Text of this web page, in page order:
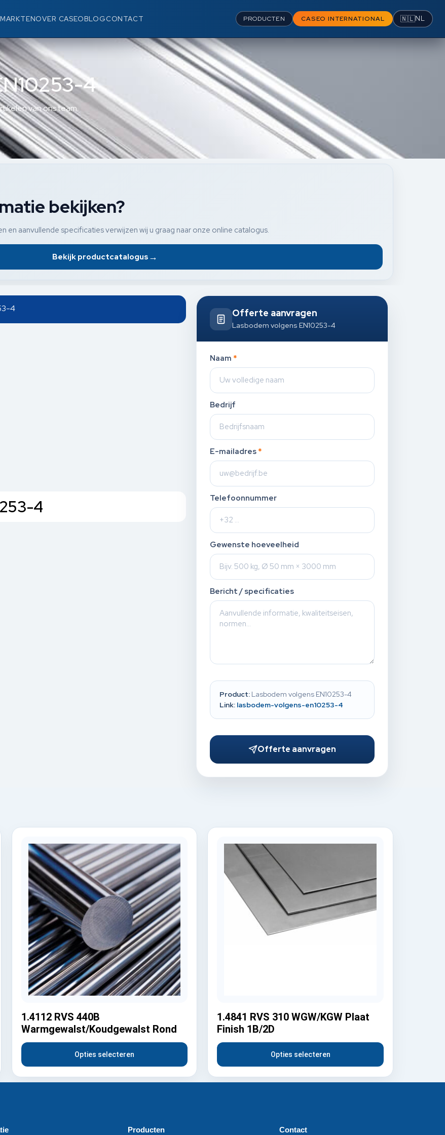
MARKTENOVER CASEOBLOGCONTACT PRODUCTEN CASEO INTERNATIONAL 🇳🇱NL
4
van ons team.
bekijken?
en aanvullende specificaties verwijzen wij u graag naar onze online catalogus.
Bekijk productcatalogus →
4
4
Offerte aanvragen
Lasbodem volgens EN10253-4
Naam *
Bedrijf
E-mailadres *
Telefoonnummer
Gewenste hoeveelheid
Bericht / specificaties
Product: Lasbodem volgens EN10253-4
Link: lasbodem-volgens-en10253-4
Offerte aanvragen
1.4112 RVS 440B
Warmgewalst/Koudgewalst Rond
Opties selecteren
1.4841 RVS 310 WGW/KGW Plaat
Finish 1B/2D
Opties selecteren
Producten Contact